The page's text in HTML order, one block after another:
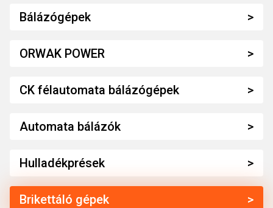
Bálázógépek
ORWAK POWER
CK félautomata bálázógépek
Automata bálázók
Hulladékprések
Brikettáló gépek